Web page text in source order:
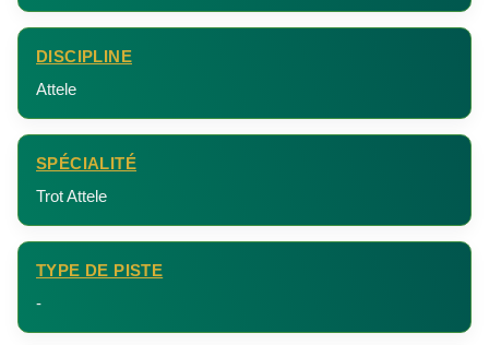
DISCIPLINE
Attele
SPÉCIALITÉ
Trot Attele
TYPE DE PISTE
-